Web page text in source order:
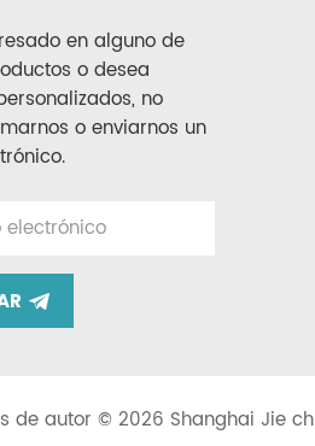
en alguno de
o desea
no
o enviarnos un
de autor © 2026 Shanghai Jie